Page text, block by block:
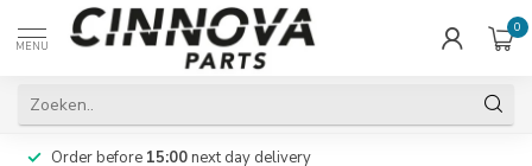
MENU
0
Order before 15:00next day delivery